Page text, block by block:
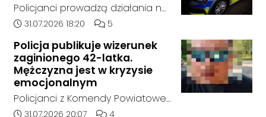
Policjanci prowadzą działania na
terenie kompleksów leśnych w
nam się ustalić, funkcjonariusze
poszukują mężczyzny, który może
posiadać niebezpieczne
narzędzie, nieoficjalnie broń i
stanowić zagrożenie dla osób
Data dodania artykułu:
31.07.2026 18:20 Liczba komentarzy artykułu:
5
Policja publikuje wizerunek
zaginionego 42-latka.
Mężczyzna jest w kryzysie
emocjonalnym
Policjanci z Komendy Powiatowej
Policji w Kędzierzynie-Koźlu
Data dodania artykułu:
31.07.2026 20:07 Liczba komentarzy artykułu:
4